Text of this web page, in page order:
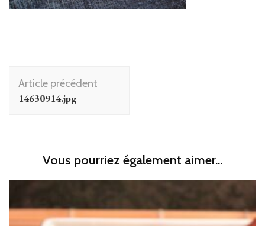
Navigation
d'article
Article précédent
14630914.jpg
Vous pourriez également aimer...